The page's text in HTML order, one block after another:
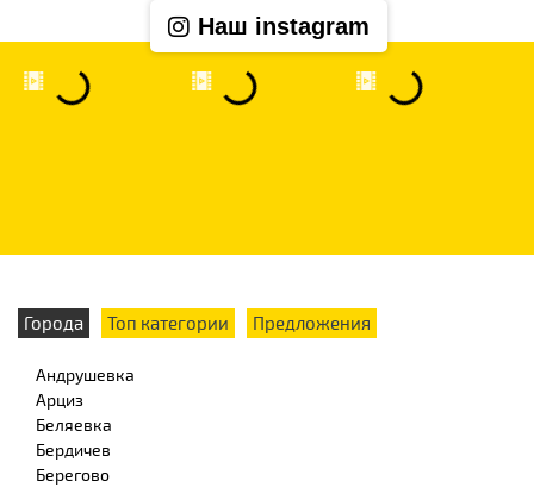
Наш instagram
Города Топ категории Предложения
Андрушевка
Арциз
Беляевка
Бердичев
Берегово